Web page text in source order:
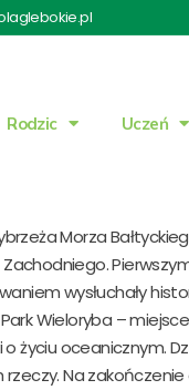
Rodzic Uczeń
Morza
wysłuchały
Wieloryba –
oceanicznym.
Na